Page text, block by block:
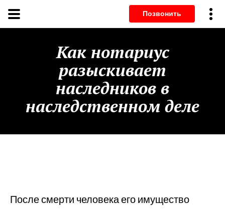
Как нотариус
разыскивает
наследников в
наследственном деле
После смерти человека его имущество